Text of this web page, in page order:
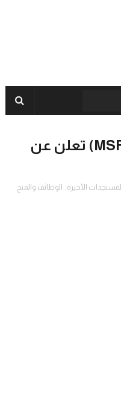
منظمة أطباء بلا حدود (MSF) تعلن عن
المستجدات الأخيرة, الوظائف والمنح